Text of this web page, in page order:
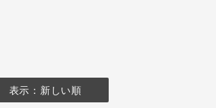
表示：新しい順